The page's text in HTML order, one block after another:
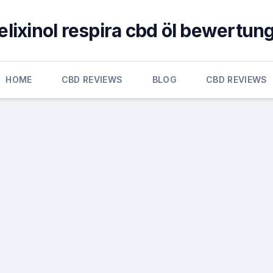
respira cbd öl
HOME CBD REVIEWS BLOG CBD REVIEWS